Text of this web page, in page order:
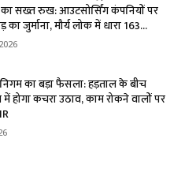
सख्त रुख: आउटसोर्सिंग कंपनियों पर
का जुर्माना, मौर्य लोक में धारा 163...
का बड़ा फैसला: हड़ताल के बीच
होगा कचरा उठाव, काम रोकने वालों पर